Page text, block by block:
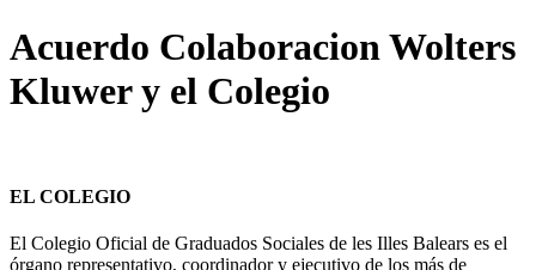
Acuerdo Colaboracion Wolters
Kluwer y el Colegio
EL COLEGIO
El Colegio Oficial de Graduados Sociales de les Illes Balears es el
órgano representativo, coordinador y ejecutivo de los más de